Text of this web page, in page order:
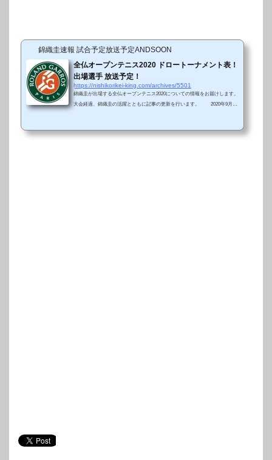
錦織圭速報 試合予定放送予定ANDSOON
全仏オープンテニス2020 ドロートーナメント表！
出場選手 放送予定！
https://nishikorikei-king.com/archives/5501
錦織圭が出場する全仏オープンテニス2020についての情報をお届けします。
大会経過、錦織圭の活躍とともに記事の更新を行います。 2020年9月27
ます。同じグランドスラムである全米オープンとは異なり、今年の全仏オー